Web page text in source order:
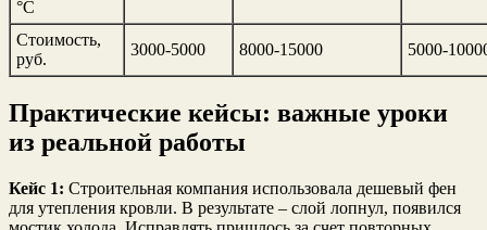
°C
Стоимость,
руб.
3000-5000 8000-15000 5000-
Практические кейсы: важные уроки
из реальной работы
Кейс 1: Строительная компания использовала дешевый фен
для утепления кровли. В результате – слой лопнул, появился